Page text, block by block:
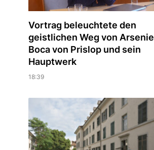
Vortrag beleuchtete den
geistlichen Weg von Arsenie
Boca von Prislop und sein
Hauptwerk
18:39